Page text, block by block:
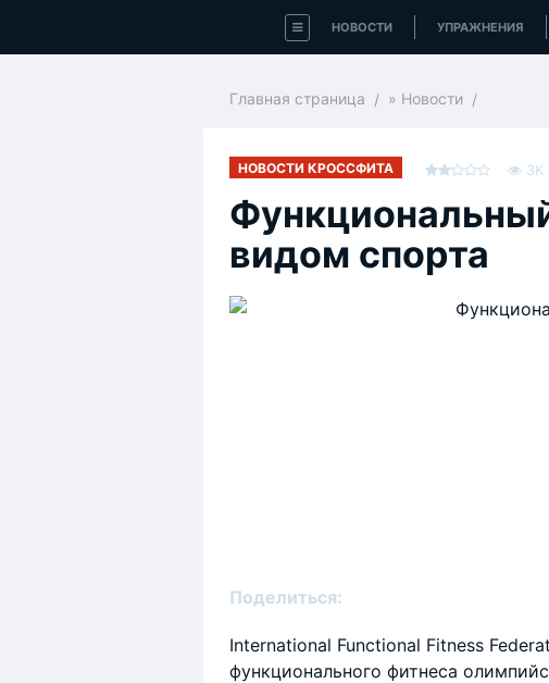
НОВОСТИ УПРАЖНЕНИЯ
Главная страница » Новости
НОВОСТИ КРОССФИТА
видом спорта
Поделиться:
International Functional Fitness
функционального фитнеса